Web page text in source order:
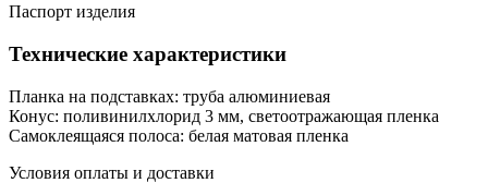
Паспорт изделия
Технические характеристики
Планка на подставках: труба алюминиевая
Конус: поливинилхлорид 3 мм, светоотражающая пленка
Самоклеящаяся полоса: белая матовая пленка
Условия оплаты и доставки